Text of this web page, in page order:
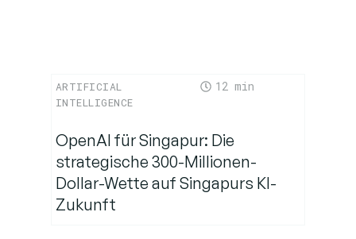
ARTIFICIAL
INTELLIGENCE
12
OpenAI für Singapur: Die
strategische 300-Millionen-
Dollar-Wette auf Singapurs KI-
Zukunft